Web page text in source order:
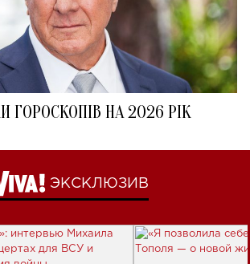
ГОРОСКОПІВ НА 2026 РІК
ЭКСКЛЮЗИВ